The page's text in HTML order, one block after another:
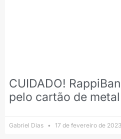
CUIDADO!
pelo cartão de metal
Gabriel Dias 17 de fevereiro de 2023